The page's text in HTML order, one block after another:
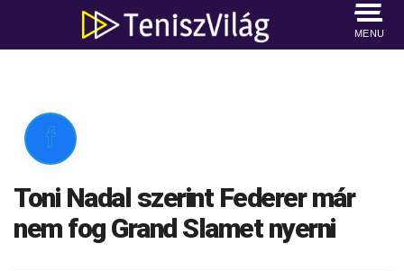
MENU

Toni Nadal szerint Federer már
nem fog Grand Slamet nyerni